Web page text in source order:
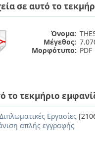
σε αυτό το
Όνομα:
Μέγεθος:
Μορφότυπο: PDF
το τεκμήριο
Διπλωματικές Εργασίες
απλής εγγραφής